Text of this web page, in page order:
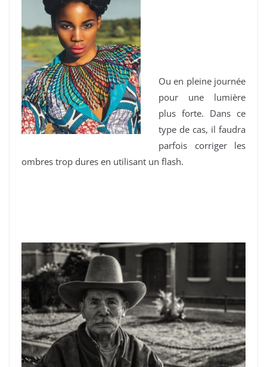
Ou en pleine journée
pour une lumière
plus forte. Dans ce
type de cas, il faudra
parfois corriger les
ombres trop dures en utilisant un flash.